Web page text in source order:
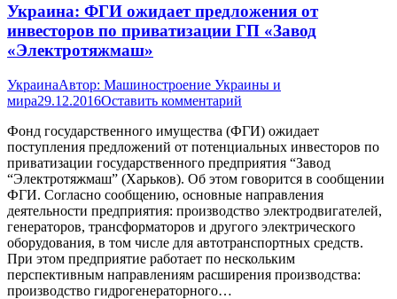
Украина: ФГИ ожидает предложения от
инвесторов по приватизации ГП «Завод
«Электротяжмаш»
УкраинаАвтор: Машиностроение Украины и
мира29.12.2016Оставить комментарий
Фонд государственного имущества (ФГИ) ожидает
поступления предложений от потенциальных инвесторов по
приватизации государственного предприятия “Завод
“Электротяжмаш” (Харьков). Об этом говорится в сообщении
ФГИ. Согласно сообщению, основные направления
деятельности предприятия: производство электродвигателей,
генераторов, трансформаторов и другого электрического
оборудования, в том числе для автотранспортных средств.
При этом предприятие работает по нескольким
перспективным направлениям расширения производства:
производство гидрогенераторного…